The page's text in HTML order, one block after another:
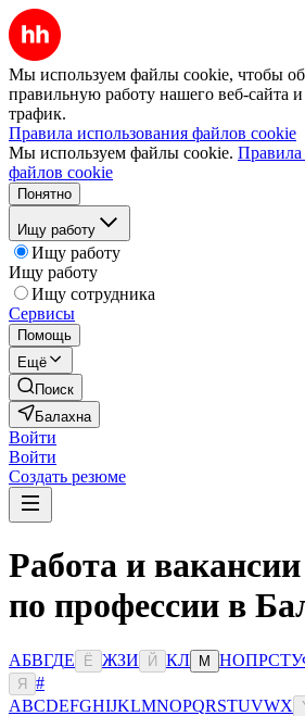
Мы используем файлы cookie, чтобы
правильную работу нашего веб-сайта и
трафик.
Правила использования файлов cookie
Мы используем файлы cookie. Правила
файлов cookie
Понятно
Ищу работу
Ищу работу
Ищу работу
Ищу сотрудника
Сервисы
Помощь
Ещё
Поиск
Балахна
Войти
Войти
Создать резюме
Работа и вакансии
по профессии в
АБВГДЕ Ё ЖЗИ Й КЛ М НОПРСТУ
Я
#
ABCDEFGHIJKLMNOPQRSTUVWX